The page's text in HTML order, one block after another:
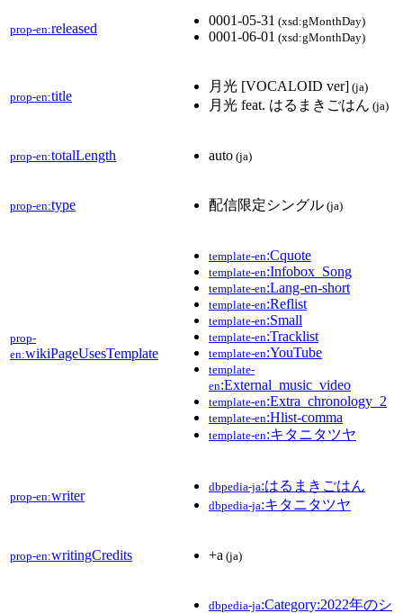
prop-en:released
0001-05-31 (xsd:gMonthDay)
0001-06-01 (xsd:gMonthDay)
prop-en:title
月光 [VOCALOID ver] (ja)
月光 feat. はるまきごはん (ja)
prop-en:totalLength auto (ja)
prop-en:type 配信限定シングル (ja)
prop-
en:wikiPageUsesTemplate
template-en:Cquote
template-en:Infobox_Song
template-en:Lang-en-short
template-en:Reflist
template-en:Small
template-en:Tracklist
template-en:YouTube
template-
en:External_music_video
template-en:Extra_chronology_2
template-en:Hlist-comma
template-en:キタニタツヤ
prop-en:writer
dbpedia-ja:はるまきごはん
dbpedia-ja:キタニタツヤ
prop-en:writingCredits +a (ja)
dbpedia-ja:Category:2022年のシ